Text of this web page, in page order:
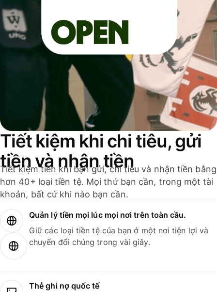
Tiết kiệm khi chi tiêu, gửi
tiền và nhận tiền
Tiết kiệm tiền khi bạn gửi, chi tiêu và nhận tiền bằng
hơn 40+ loại tiền tệ. Mọi thứ bạn cần, trong một tài
khoản, bất cứ khi nào bạn cần.
Quản lý tiền mọi lúc mọi nơi trên toàn cầu.
Giữ các loại tiền tệ của bạn ở một nơi tiện lợi và
chuyển đổi chúng trong vài giây.
Thẻ ghi nợ quốc tế